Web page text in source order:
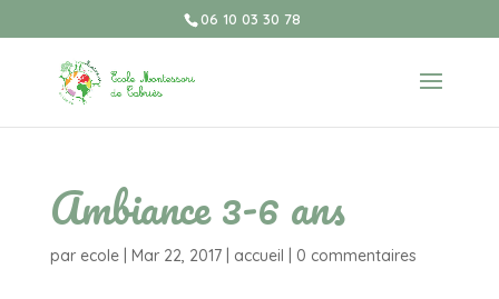
06 10 03 30 78
Ambiance 3-6 ans
par ecole| Mar 22, 2017| accueil 0 commentaires